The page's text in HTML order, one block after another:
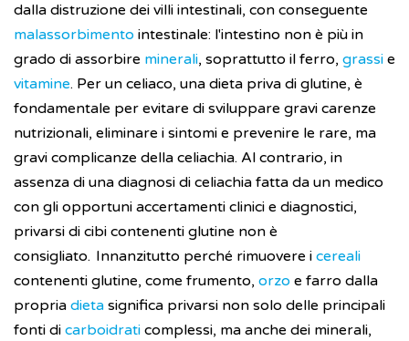
dalla distruzione dei villi intestinali, con conseguente
malassorbimento intestinale: l'intestino non è più in
grado di assorbire minerali, soprattutto il ferro, grassi e
vitamine. Per un celiaco, una dieta priva di glutine, è
fondamentale per evitare di sviluppare gravi carenze
nutrizionali, eliminare i sintomi e prevenire le rare, ma
gravi complicanze della celiachia. Al contrario, in
assenza di una diagnosi di celiachia fatta da un medico
con gli opportuni accertamenti clinici e diagnostici,
privarsi di cibi contenenti glutine non è
consigliato. Innanzitutto perché rimuovere i cereali
contenenti glutine, come frumento, orzo e farro dalla
propria dieta significa privarsi non solo delle principali
fonti di carboidrati complessi, ma anche dei minerali,